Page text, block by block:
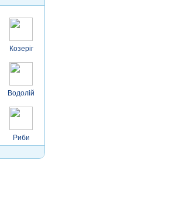
Козеріг
Водолій
Риби